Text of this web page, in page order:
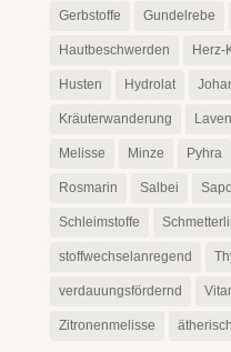
Gerbstoffe Gundelrebe
Hautbeschwerden Herz-
Husten Hydrolat
Kräuterwanderung
Melisse Minze Pyhra
Rosmarin Salbei
Schleimstoffe
stoffwechselanregend
verdauungsfördernd
Zitronenmelisse